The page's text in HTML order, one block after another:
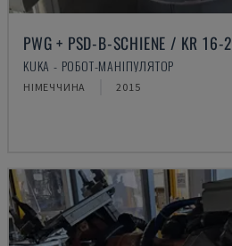
PWG + PSD-B-SCHIENE / KR 16-2
KUKA - РОБОТ-МАНІПУЛЯТОР
НІМЕЧЧИНА 2015